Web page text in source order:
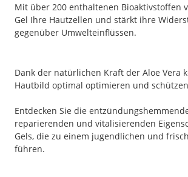
Mit über 200 enthaltenen Bioaktivstoffen
Gel Ihre Hautzellen und stärkt ihre
gegenüber Umwelteinflüssen.
Dank der natürlichen Kraft der Aloe Vera
Hautbild optimal optimieren und
Entdecken Sie die
reparierenden und vitalisierenden
Gels, die zu einem jugendlichen und
führen.